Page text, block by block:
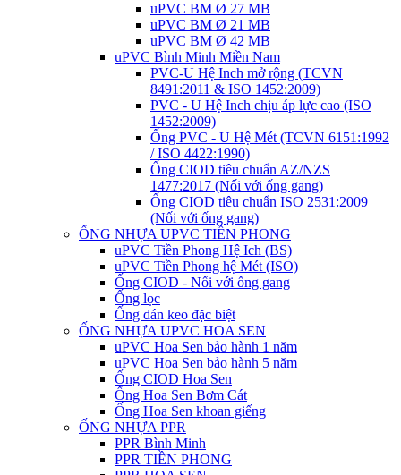
uPVC BM Ø 27 MB
uPVC BM Ø 21 MB
uPVC BM Ø 42 MB
uPVC Bình Minh Miền Nam
PVC-U Hệ Inch mở rộng (TCVN
8491:2011 & ISO 1452:2009)
PVC - U Hệ Inch chịu áp lực cao (ISO
1452:2009)
Ống PVC - U Hệ Mét (TCVN 6151:1992
/ ISO 4422:1990)
Ống CIOD tiêu chuẩn AZ/NZS
1477:2017 (Nối với ống gang)
Ống CIOD tiêu chuẩn ISO 2531:2009
(Nối với ống gang)
ỐNG NHỰA UPVC TIỀN PHONG
uPVC Tiền Phong Hệ Ich (BS)
uPVC Tiền Phong hệ Mét (ISO)
Ống CIOD - Nối với ống gang
Ống lọc
Ống dán keo đặc biệt
ỐNG NHỰA UPVC HOA SEN
uPVC Hoa Sen bảo hành 1 năm
uPVC Hoa Sen bảo hành 5 năm
Ống CIOD Hoa Sen
Ống Hoa Sen Bơm Cát
Ống Hoa Sen khoan giếng
ỐNG NHỰA PPR
PPR Bình Minh
PPR TIỀN PHONG